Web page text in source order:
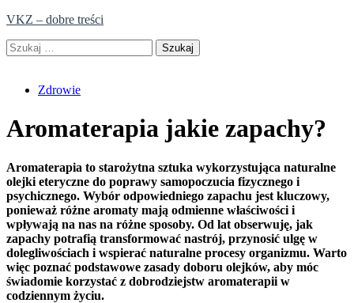
Skip
content
VKZ – dobre treści
Szukaj:
Zdrowie
Aromaterapia jakie zapachy?
Aromaterapia to starożytna sztuka wykorzystująca naturalne
olejki eteryczne do poprawy samopoczucia fizycznego i
psychicznego. Wybór odpowiedniego zapachu jest kluczowy,
ponieważ różne aromaty mają odmienne właściwości i
wpływają na nas na różne sposoby. Od lat obserwuję, jak
zapachy potrafią transformować nastrój, przynosić ulgę w
dolegliwościach i wspierać naturalne procesy organizmu. Warto
więc poznać podstawowe zasady doboru olejków, aby móc
świadomie korzystać z dobrodziejstw aromaterapii w
codziennym życiu.